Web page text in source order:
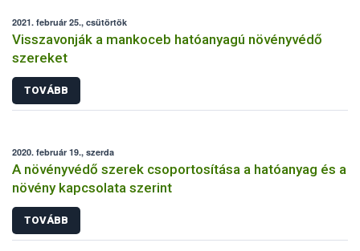
2021. február 25., csütörtök
Visszavonják a mankoceb hatóanyagú növényvédő
szereket
TOVÁBB
2020. február 19., szerda
A növényvédő szerek csoportosítása a hatóanyag és a
növény kapcsolata szerint
TOVÁBB